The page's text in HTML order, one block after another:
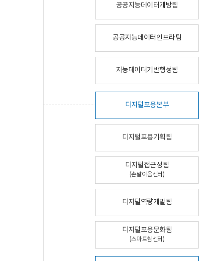
공공지능데이터개방팀
공공지능데이터인프라팀
지능데이터기반행정팀
디지털포용본부
디지털포용기획팀
디지털접근성팀
(손말이음센터)
디지털역량개발팀
디지털포용문화팀
(스마트쉼센터)